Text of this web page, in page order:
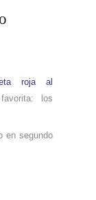
roja al
los
en segundo